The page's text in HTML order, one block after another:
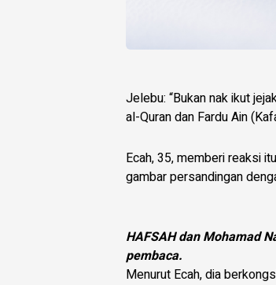
Jelebu: “Bukan nak ikut
al-Quran dan Fardu Ain
Ecah, 35, memberi reaksi
gambar persandingan
HAFSAH dan Mohamad
pembaca.
Menurut Ecah, dia